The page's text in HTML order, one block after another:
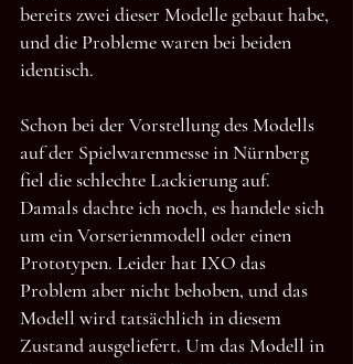
bereits zwei dieser Modelle gebaut habe,
und die Probleme waren bei beiden
identisch.
Schon bei der Vorstellung des Modells
auf der Spielwarenmesse in Nürnberg
fiel die schlechte Lackierung auf.
Damals dachte ich noch, es handele sich
um ein Vorserienmodell oder einen
Prototypen. Leider hat IXO das
Problem aber nicht behoben, und das
Modell wird tatsächlich in diesem
Zustand ausgeliefert. Um das Modell in